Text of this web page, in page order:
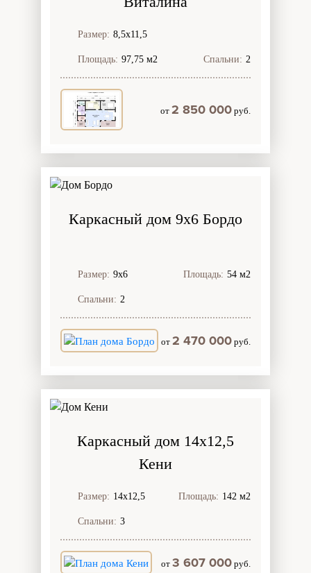
Размер: 8,5х11,5
Площадь: 97,75 м2 Спальни: 2
от 2 850 000 руб.
Каркасный дом 9х6 Бордо
Размер: 9х6 Площадь: 54 м2
Спальни: 2
от 2 470 000 руб.
Каркасный дом 14х12,5
Кени
Размер: 14х12,5 Площадь: 142 м2
Спальни: 3
от 3 607 000 руб.